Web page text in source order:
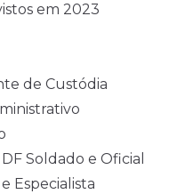
em 2023
de Custódia
Soldado e Oficial
Especialista